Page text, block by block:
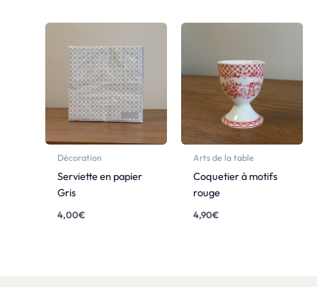
Décoration
Serviette en papier
Gris
4,00€
Arts de la table
Coquetier à motifs
rouge
4,90€